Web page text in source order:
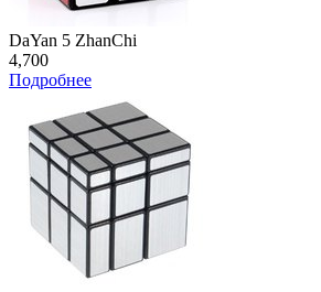
DaYan 5 ZhanChi
4,700
Подробнее